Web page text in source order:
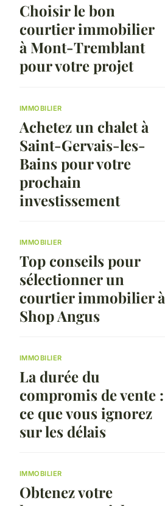
Choisir le bon
courtier immobilier
à Mont-Tremblant
pour votre projet
IMMOBILIER
Achetez un chalet à
Saint-Gervais-les-
Bains pour votre
prochain
investissement
IMMOBILIER
Top conseils pour
sélectionner un
courtier immobilier à
Shop Angus
IMMOBILIER
La durée du
compromis de vente :
ce que vous ignorez
sur les délais
IMMOBILIER
Obtenez votre